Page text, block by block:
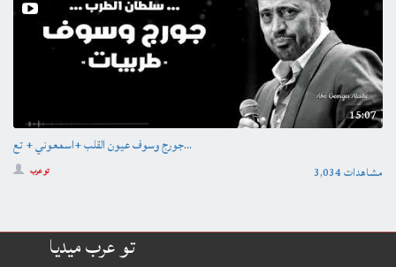
15:07
جورج وسوف عيون القلب +اسمعوني + تع...
تو عرب 3,034 مشاهدات
تو عرب ميديا